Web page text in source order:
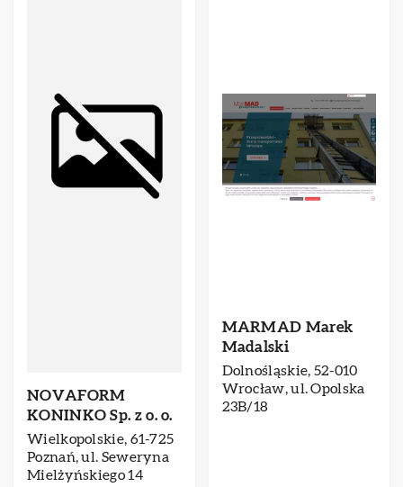
NOVAFORM
KONINKO Sp. z o. o.
Wielkopolskie, 61-725
Poznań, ul. Seweryna
Mielżyńskiego 14
MARMAD Marek
Madalski
Dolnośląskie, 52-010
Wrocław, ul. Opolska
23B/18